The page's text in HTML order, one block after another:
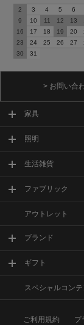
2
3 4 5 6
9
10 11 12 13
16
17 18 19 20
23
24 25 26 27
30
31
> お問い合
家具
照明
生活雑貨
ファブリック
アウトレット
ブランド
ギフト
スペシャルコンテ
ご利用規約 プ